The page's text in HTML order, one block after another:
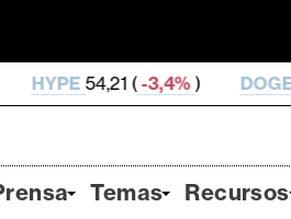
DOGE0,069 717 ( 1,05%)
Temas Recursos